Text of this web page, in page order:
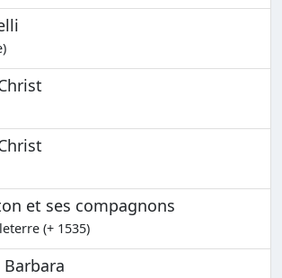
et ses compagnons
(+ 1535)
Barbara